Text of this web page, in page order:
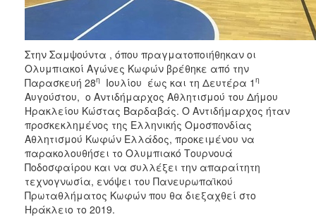
ΑΝΘΕΚΤΙΚΗ
Στην Σαμψούντα , όπου πραγματοποιήθηκαν οι
Ολυμπιακοί Αγώνες Κωφών βρέθηκε από την
Παρασκευή 28η Ιουλίου έως και τη Δευτέρα 1 η
Αυγούστου, ο Αντιδήμαρχος Αθλητισμού του Δήμου
Ηρακλείου Κώστας Βαρδαβάς. Ο Αντιδήμαρχος ήταν
προσκεκλημένος της Ελληνικής Ομοσπονδίας
Αθλητισμού Κωφών Ελλάδος, προκειμένου να
παρακολουθήσει το Ολυμπιακό Τουρνουά
Ποδοσφαίρου και να συλλέξει την απαραίτητη
τεχνογνωσία, ενόψει του Πανευρωπαϊκού
Πρωταθλήματος Κωφών που θα διεξαχθεί στο
Ηράκλειο το 2019.